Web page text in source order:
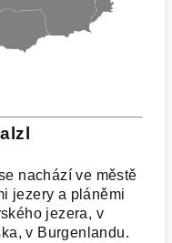
nachází ve městě
jezery a pláněmi
jezera, v
v Burgenlandu.